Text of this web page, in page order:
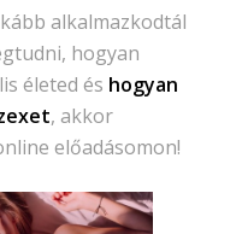
alkalmazkodtál
hogyan
életed és hogyan
, akkor
előadásomon!